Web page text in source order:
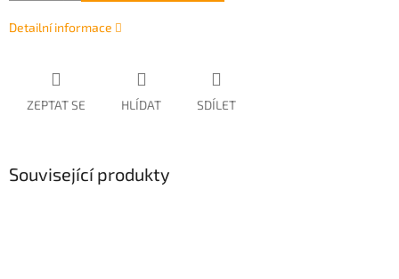
Detailní informace
ZEPTAT SE HLÍDAT SDÍLET
Související produkty